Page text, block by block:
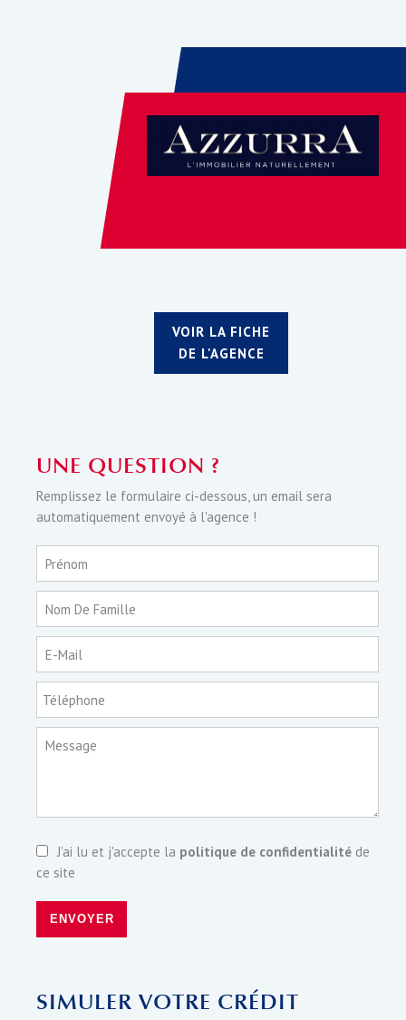
VOIR LA FICHE
DE L'AGENCE
UNE QUESTION ?
Remplissez le formulaire ci-dessous, un email sera
automatiquement envoyé à l'agence !
Prénom
Nom De Famille
E-Mail
Téléphone
Message
J’ai lu et j'accepte la politique de confidentialité de
ce site
ENVOYER
SIMULER VOTRE CRÉDIT